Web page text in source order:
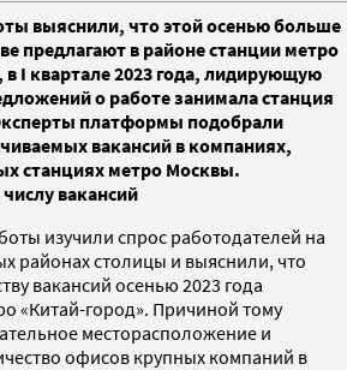
выяснили, что этой осенью больше
предлагают в районе станции метро
в I квартале 2023 года, лидирующую
о работе занимала станция
платформы подобрали
вакансий в компаниях,
станциях метро Москвы.
вакансий
изучили спрос работодателей на
районах столицы и выяснили, что
вакансий осенью 2023 года
«Китай-город». Причиной тому
месторасположение и
офисов крупных компаний в